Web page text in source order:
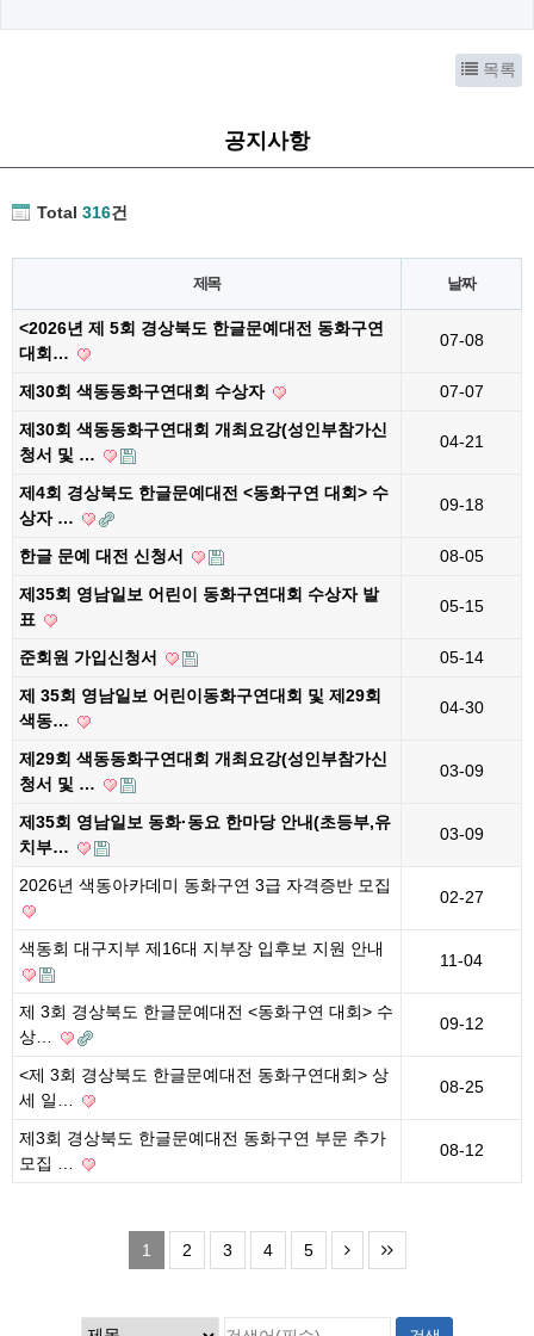
목록
공지사항
Total 316건
제목 날짜
<2026년 제 5회 경상북도 한글문예대전 동화구연
대회…
07-08
제30회 색동동화구연대회 수상자
07-07
제30회 색동동화구연대회 개최요강(성인부참가신
청서 및 …
04-21
제4회 경상북도 한글문예대전 <동화구연 대회> 수
상자 …
09-18
한글 문예 대전 신청서
08-05
제35회 영남일보 어린이 동화구연대회 수상자 발
표
05-15
준회원 가입신청서
05-14
제 35회 영남일보 어린이동화구연대회 및 제29회
색동…
04-30
제29회 색동동화구연대회 개최요강(성인부참가신
청서 및 …
03-09
제35회 영남일보 동화·동요 한마당 안내(초등부,유
치부…
03-09
2026년 색동아카데미 동화구연 3급 자격증반 모집
02-27
색동회 대구지부 제16대 지부장 입후보 지원 안내
11-04
제 3회 경상북도 한글문예대전 <동화구연 대회> 수
상…
09-12
<제 3회 경상북도 한글문예대전 동화구연대회> 상
세 일…
08-25
제3회 경상북도 한글문예대전 동화구연 부문 추가
모집 …
08-12
1 2 3 4 5